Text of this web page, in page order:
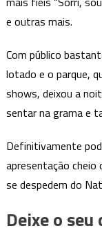
e outras mais.
Com público
lotado e o parque,
shows, deixou a
sentar na grama e
Definitivamente
apresentação cheio
se despedem do
Deixe o